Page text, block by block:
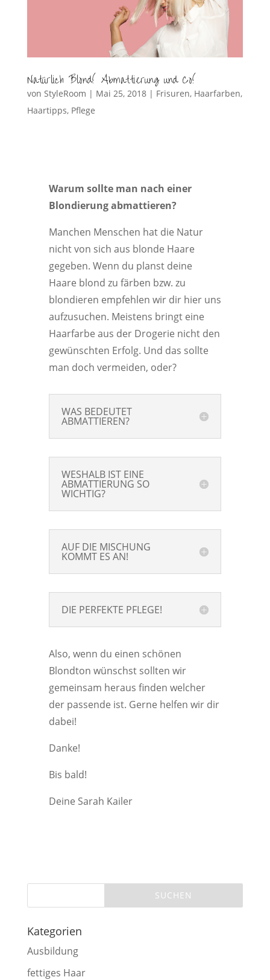
Natürlich Blond! Abmattierung und Co!
von StyleRoom | Mai 25, 2018| Frisuren, Haarfarben,
Haartipps, Pflege
Warum sollte man nach einer
Blondierung abmattieren?
Manchen Menschen hat die Natur
nicht von sich aus blonde Haare
gegeben. Wenn du planst deine
Haare blond zu färben bzw. zu
blondieren empfehlen wir dir hier uns
aufzusuchen. Meistens bringt eine
Haarfarbe aus der Drogerie nicht den
gewünschten Erfolg. Und das sollte
man doch vermeiden, oder?
WAS BEDEUTET
ABMATTIEREN?
WESHALB IST EINE
ABMATTIERUNG SO
WICHTIG?
AUF DIE MISCHUNG
KOMMT ES AN!
DIE PERFEKTE PFLEGE!
Also, wenn du einen schönen
Blondton wünschst sollten wir
gemeinsam heraus finden welcher
der passende ist. Gerne helfen wir dir
dabei!
Danke!
Bis bald!
Deine Sarah Kailer
Kategorien
Ausbildung
fettiges Haar